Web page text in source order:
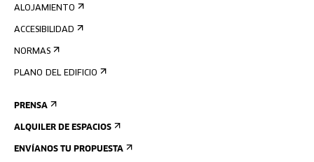
ALOJAMIENTO
ACCESIBILIDAD
NORMAS
PLANO DEL EDIFICIO
PRENSA
ALQUILER DE ESPACIOS
ENVÍANOS TU PROPUESTA